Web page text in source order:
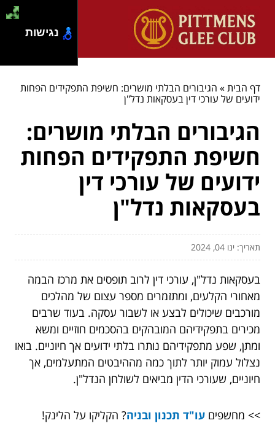
דף הבית» הגיבורים הבלתי מושרים: חשיפת התפקידים הפחות
ידועים של עורכי דין בעסקאות נדל"ן
הגיבורים הבלתי מושרים:
חשיפת התפקידים הפחות
ידועים של עורכי דין
בעסקאות נדל"ן
תאריך: ינו 04, 2024
בעסקאות נדל"ן, עורכי דין לרוב תופסים את מרכז הבמה
מאחורי הקלעים, ומתזמרים מספר עצום של מהלכים
מורכבים שיכולים לבצע או לשבור עסקה. בעוד שרבים
מכירים בתפקידיהם המובהקים בהסכמים חוזיים ומשא
ומתן, שפע מתפקידיהם נותרו בלתי ידועים אך חיוניים. בואו
נצלול עמוק יותר לתוך כמה מההיבטים המתעלמים, אך
חיוניים, שעורכי הדין מביאים לשולחן הנדל"ן.
>> מחשפים עו"ד תכנון ובניה? הקליקו על הלינק!
נגישות